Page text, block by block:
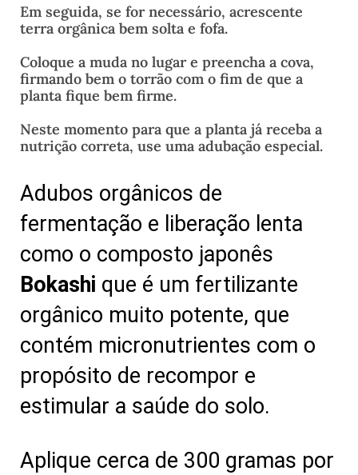
Em seguida, se for necessário, acrescente
terra orgânica bem solta e fofa.
Coloque a muda no lugar e preencha a cova,
firmando bem o torrão com o fim de que a
planta fique bem firme.
Neste momento para que a planta já receba a
nutrição correta, use uma adubação especial.
Adubos orgânicos de
fermentação e liberação lenta
como o composto japonês
Bokashi que é um fertilizante
orgânico muito potente, que
contém micronutrientes com o
propósito de recompor e
estimular a saúde do solo.
Aplique cerca de 300 gramas por